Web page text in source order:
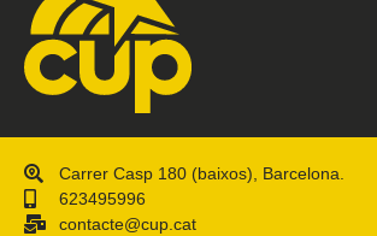
Carrer Casp 180 (baixos), Barcelona.
623495996
contacte@cup.cat